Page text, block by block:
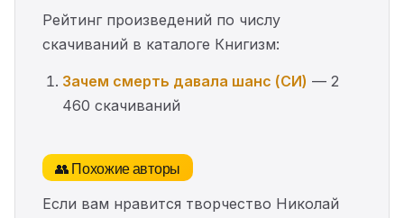
Рейтинг произведений по числу
скачиваний в каталоге Книгизм:
Зачем смерть давала шанс (СИ) — 2
460 скачиваний
👥 Похожие авторы
Если вам нравится творчество Николай